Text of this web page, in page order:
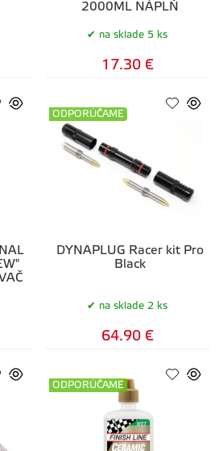
2000ML NÁPLŇ
na sklade 5 ks
17.30 €
DYNAPLUG Racer kit Pro
Black
ODPORÚČAME
na sklade 2 ks
64.90 €
ODPORÚČAME